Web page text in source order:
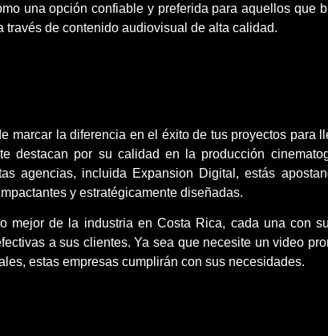
una opción confiable y preferida para aquellos que
de contenido audiovisual de alta calidad.
marcar la diferencia en el éxito de tus proyectos para
destacan por su calidad en la producción
agencias, incluida Expansion Digital, estás
y estratégicamente diseñadas.
mejor de la industria en Costa Rica, cada una con
a sus clientes. Ya sea que necesite un video
estas empresas cumplirán con sus necesidades.